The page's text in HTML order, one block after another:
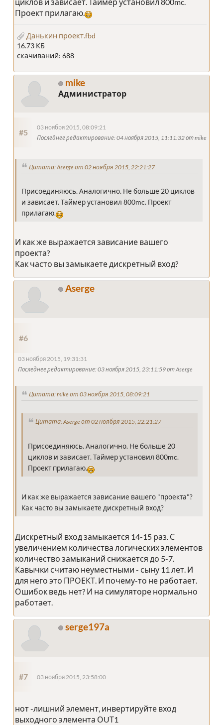
Проект прилагаю.
Данькин проект.fbd
16.73 КБ
скачиваний: 688
mike
Администратор
#5
03 ноября 2015, 08:09:21
Последнее редактирование: 04 ноября 2015, 11:11:32 от mike
Цитата: Aserge от 02 ноября 2015, 22:21:27
Присоединяюсь. Аналогично. Не больше 20 циклов
и зависает. Таймер установил 800mc. Проект
прилагаю.
И как же выражается зависание вашего
проекта?
Как часто вы замыкаете дискретный вход?
Aserge
#6
03 ноября 2015, 19:31:31
Последнее редактирование: 03 ноября 2015, 23:11:59 от Aserge
Цитата: mike от 03 ноября 2015, 08:09:21
Цитата: Aserge от 02 ноября 2015, 22:21:27
Присоединяюсь. Аналогично. Не больше 20
циклов и зависает. Таймер установил 800mc.
Проект прилагаю.
И как же выражается зависание вашего "проекта"?
Как часто вы замыкаете дискретный вход?
Дискретный вход замыкается 14-15 раз. С
увеличением количества логических элементов
количество замыканий снижается до 5-7.
Кавычки считаю неуместными - сыну 11 лет. И
для него это ПРОЕКТ. И почему-то не работает.
Ошибок ведь нет? И на симуляторе нормально
работает.
serge197a
#7 03 ноября 2015, 23:58:00
нот -лишний элемент, инвертируйте вход
выходного элемента ОUТ1